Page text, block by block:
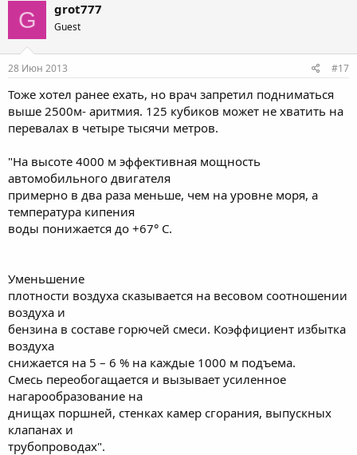
G grot777
Guest
28 Июн 2013 #17
Тоже хотел ранее ехать, но врач запретил подниматься
выше 2500м- аритмия. 125 кубиков может не хватить на
перевалах в четыре тысячи метров.
"На высоте 4000 м эффективная мощность
автомобильного двигателя
примерно в два раза меньше, чем на уровне моря, а
температура кипения
воды понижается до +67° С.
Уменьшение
плотности воздуха сказывается на весовом соотношении
воздуха и
бензина в составе горючей смеси. Коэффициент избытка
воздуха
снижается на 5 – 6 % на каждые 1000 м подъема.
Смесь переобогащается и вызывает усиленное
нагарообразование на
днищах поршней, стенках камер сгорания, выпускных
клапанах и
трубопроводах".